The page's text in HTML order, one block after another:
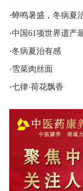
·蝉鸣暑盛，冬病夏
·中国61项世界遗产
·冬病夏治有感
·雪菜肉丝面
·七律·荷花飘香